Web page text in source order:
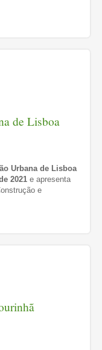
de Lisboa
Urbana de Lisboa
2021 e apresenta
e